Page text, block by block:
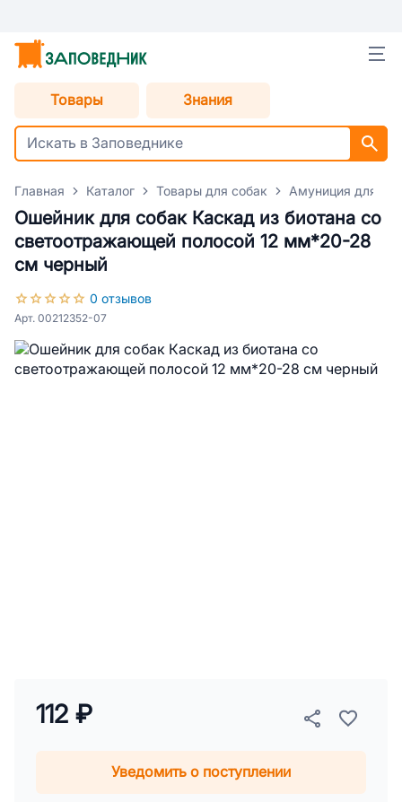
Товары Знания
Главная Каталог Товары для собак Амуниция для
Ошейник для собак Каскад из биотана со
светоотражающей полосой 12 мм*20-28
см черный
0 отзывов
Арт. 00212352-07
112 ₽
Уведомить о поступлении